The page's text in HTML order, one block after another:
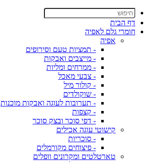
דף הבית
חומרי גלם לאפיה
אפיה
- תמציות טעם וסירופים
- מייצבים ואבקות
- ממרחים ומליות
- צבעי מאכל
- קולור מיל
- שוקולדים
- תערובות לעוגה ואבקות מוכנות
- קצפות
- דפי סוכר ובצק סוכר
קישוטי עוגה אכילים
- סוכריות
- פיצוחים מקורמלים
טארטלטים ומקרונים וופלים